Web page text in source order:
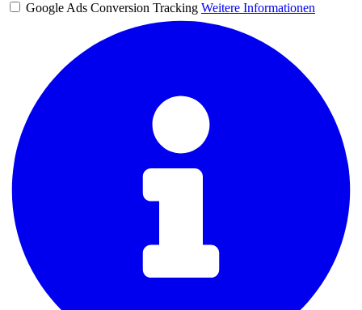
Google Ads Conversion Tracking Weitere Informationen